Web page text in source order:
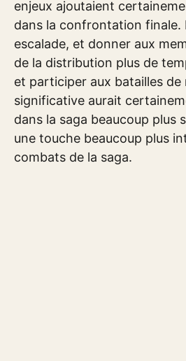
enjeux ajoutaient
dans la confrontation finale.
escalade, et donner aux
de la distribution plus de
et participer aux batailles de
significative aurait
dans la saga beaucoup plus
une touche beaucoup plus
combats de la saga.